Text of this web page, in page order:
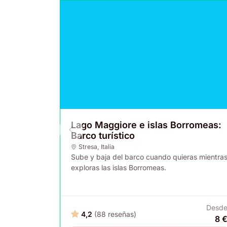
Lago Maggiore e islas Borromeas:
Barco turístico
Stresa, Italia
Sube y baja del barco cuando quieras mientras
exploras las islas Borromeas.
4,2 (88 reseñas)
Desde
8 €